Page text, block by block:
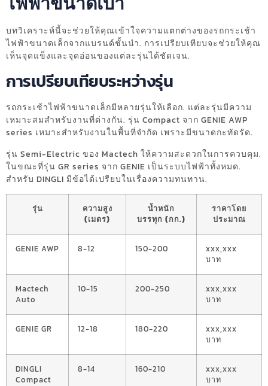
บทวิเคราะห์นี้จะช่วยให้คุณเข้าใจความแตกต่างของรถกระเช้า
ไฟฟ้าขนาดเล็กจากแบรนด์ชั้นนำ. การเปรียบเทียบจะช่วยให้คุณ
เห็นจุดแข็งและจุดอ่อนของแต่ละรุ่นได้ชัดเจน.
การเปรียบเทียบระหว่างรุ่น
รถกระเช้าไฟฟ้าขนาดเล็กมีหลายรุ่นให้เลือก. แต่ละรุ่นมีความ
เหมาะสมสำหรับงานที่ต่างกัน. รุ่น Compact จาก GENIE AWP
series เหมาะสำหรับงานในพื้นที่จำกัด เพราะมีขนาดกะทัดรัด.
รุ่น Semi-Electric ของ Mactech ให้ความสะดวกในการควบคุม.
ในขณะที่รุ่น GR series จาก GENIE เป็นระบบไฟฟ้าทั้งหมด.
สำหรับ DINGLI มีข้อได้เปรียบในเรื่องความทนทาน.
รุ่น
ความสูง
(เมตร)
น้ำหนัก
บรรทุก (กก.)
ราคาโดย
ประมาณ
GENIE AWP 8-12 150-200
xxx,xxx
บาท
Mactech
Auto
10-15 200-250
xxx,xxx
บาท
GENIE GR 12-18 180-220
xxx,xxx
บาท
DINGLI
Compact
8-14 160-210
xxx,xxx
บาท